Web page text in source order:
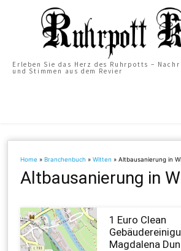
Erleben Sie das Herz des Ruhrpotts –
und Stimmen aus dem Revier
Home »Branchenbuch »Witten »Altbausanierung in
Altbausanierung in
1 Euro Clean
Magdalena